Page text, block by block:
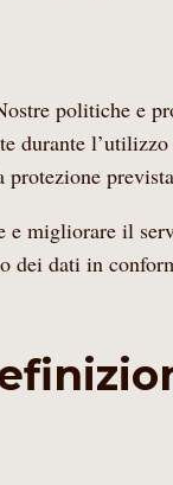
politiche e
durante
e migliorare il
dei dati in